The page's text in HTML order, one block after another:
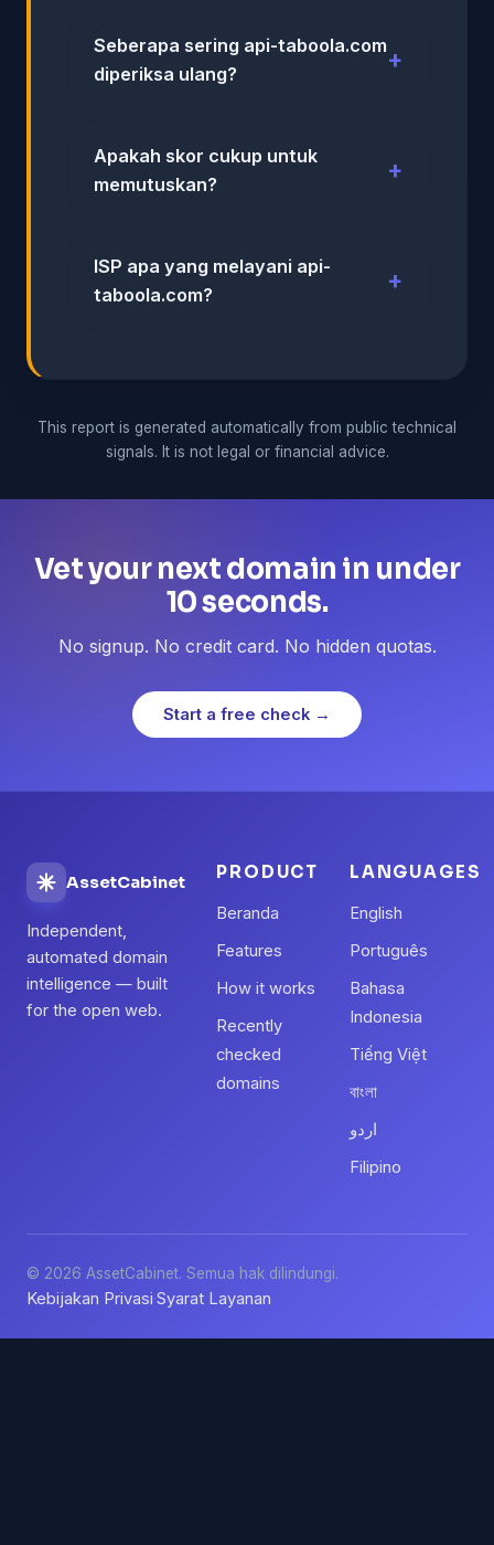
Seberapa sering api-taboola.com
diperiksa ulang?
Apakah skor cukup untuk
memutuskan?
ISP apa yang melayani api-
taboola.com?
This report is generated automatically from public technical
signals. It is not legal or financial advice.
Vet your next domain in under
10 seconds.
No signup. No credit card. No hidden quotas.
Start a free check →
AssetCabinet
Independent,
automated domain
intelligence — built
for the open web.
PRODUCT
Beranda
Features
How it works
Recently
checked
domains
LANGUAGES
English
Português
Bahasa
Indonesia
Tiếng Việt
বাংলা
اردو
Filipino
© 2026 AssetCabinet. Semua hak dilindungi.
Kebijakan Privasi·Syarat Layanan